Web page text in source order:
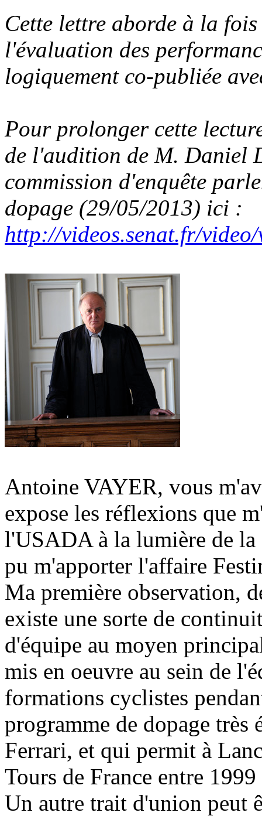
Cette lettre aborde à la
l'évaluation des
logiquement co-publiée
Pour prolonger cette
de l'audition de M. Daniel
commission d'enquête
dopage (29/05/2013) ici :
http://videos.senat.fr/
Antoine VAYER, vous
expose les réflexions que
l'USADA à la lumière de la
pu m'apporter l'affaire
Ma première observation,
existe une sorte de
d'équipe au moyen
mis en oeuvre au sein de
formations cyclistes
programme de dopage très
Ferrari, et qui permit à
Tours de France entre
Un autre trait d'union peut